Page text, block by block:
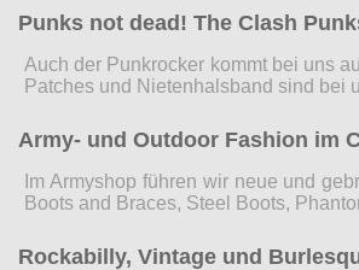
Punks not dead! The Clash
Auch der Punkrocker kommt bei uns
Patches und Nietenhalsband sind bei
Army- und Outdoor Fashion im
Im Armyshop führen wir neue und
Boots and Braces, Steel Boots,
Rockabilly, Vintage und